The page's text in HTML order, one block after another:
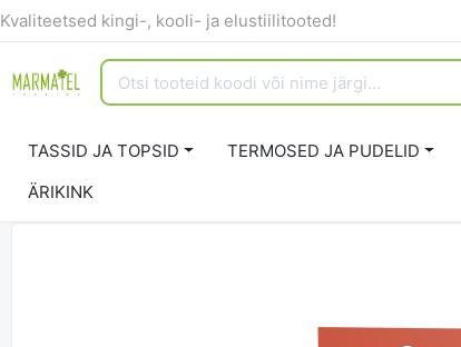
Kvaliteetsed kingi-, kooli- ja elustiilitooted!
TASSID JA TOPSID TERMOSED JA PUDELID
ÄRIKINK